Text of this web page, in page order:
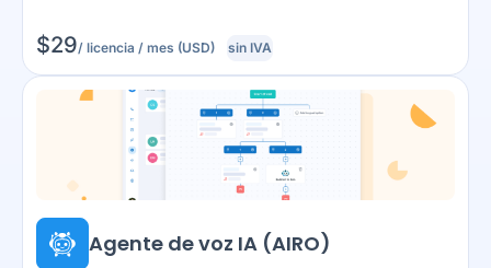
$29/ licencia / mes (USD) sin IVA
Agente de voz IA (AIRO)